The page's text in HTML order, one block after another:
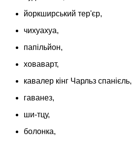
йоркширський тер'єр,
чихуахуа,
папільйон,
ховаварт,
кавалер кінг Чарльз спанієль,
гаванез,
ши-тцу,
болонка,